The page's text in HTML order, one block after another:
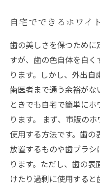
自宅でできるホワイ
歯の美しさを保つため
すが、歯の色自体を白
ります。しかし、外出
歯医者まで通う余裕が
ときでも自宅で簡単に
ります。 まず、市販の
使用する方法です。歯の
放置するものや歯ブラ
ります。ただし、歯の
けたり過剰に使用する